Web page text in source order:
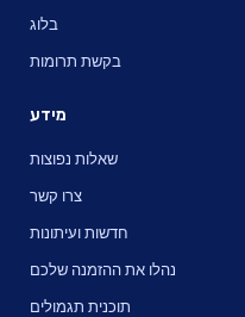
בלוג
בקשת תרומות
מידע
שאלות נפוצות
צרו קשר
חדשות ועיתונות
נהלו את ההזמנה שלכם
תוכנית תגמולים